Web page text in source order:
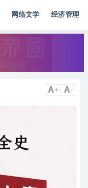
网络文学 经济管理
+ -